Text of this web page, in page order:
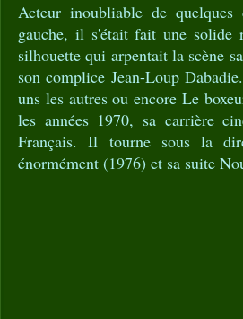
Acteur inoubliable de
gauche, il s'était fait une solide
silhouette qui arpentait la scène
son complice Jean-Loup
uns les autres ou encore Le
les années 1970, sa carrière
Français. Il tourne sous la
énormément (1976) et sa suite